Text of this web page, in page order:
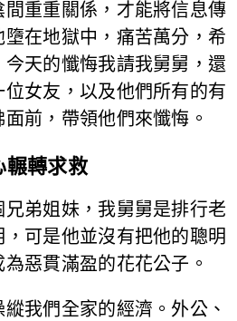
重重關係，才能將信息傳
在地獄中，痛苦萬分，希
天的懺悔我請我舅舅，還
女友，以及他們所有的有
前，帶領他們來懺悔。
輾轉求救
弟姐妹，我舅舅是排行老
可是他並沒有把他的聰明
惡貫滿盈的花花公子。
我們全家的經濟。外公、